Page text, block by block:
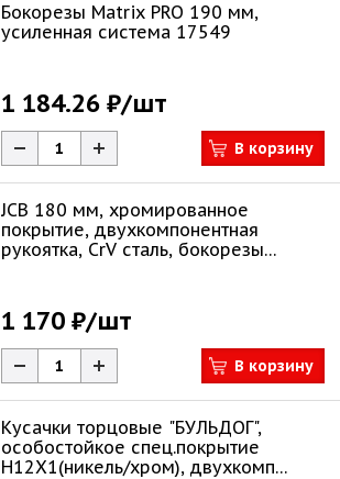
Бокорезы Matrix PRO 190 мм,
усиленная система 17549
1 184.26 ₽/шт
В корзину
JCB 180 мм, хромированное
покрытие, двухкомпонентная
рукоятка, CrV cталь, бокорезы
1 170 ₽/шт
В корзину
Кусачки торцовые "БУЛЬДОГ",
особостойкое спец.покрытие
Н12Х1(никель/хром), двухкомп